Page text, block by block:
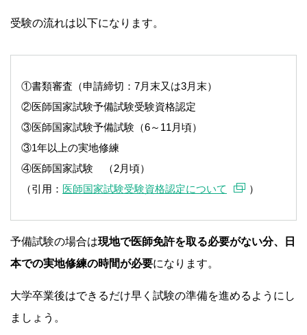
受験の流れは以下になります。
①書類審査（申請締切：7月末又は3月末）
②医師国家試験予備試験受験資格認定
③医師国家試験予備試験（6～11月頃）
③1年以上の実地修練
④医師国家試験 （2月頃）
（引用： 医師国家試験受験資格認定について ）
予備試験の場合は現地で医師免許を取る必要がない分、
日
本での実地修練の時間が必要になります。
大学卒業後はできるだけ早く試験の準備を進めるようにし
ましょう。